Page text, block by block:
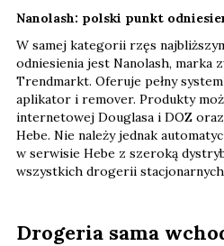
Nanolash: polski punkt
W samej kategorii rzęs
odniesienia jest Nanolash, marka
Trendmarkt. Oferuje pełny
aplikator i remover. Produkty
internetowej Douglasa i DOZ
Hebe. Nie należy jednak
w serwisie Hebe z szeroką
wszystkich drogerii
Drogeria sama